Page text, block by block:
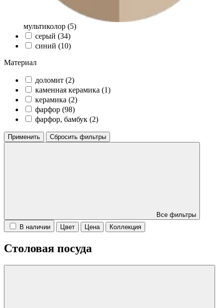
мультиколор (5)
серый (34)
синий (10)
Материал
доломит (2)
каменная керамика (1)
керамика (2)
фарфор (98)
фарфор, бамбук (2)
Применить Сбросить фильтры
Все фильтры
В наличии
Цвет Цена Коллекция
Столовая посуда